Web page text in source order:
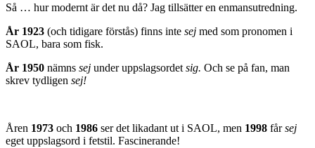
Så … hur modernt är det nu då? Jag tillsätter en enmansutredning.
År 1923 (och tidigare förstås) finns inte sej med som pronomen i
SAOL, bara som fisk.
År 1950 nämns sej under uppslagsordet sig. Och se på fan, man
skrev tydligen sej!
Åren 1973 och 1986 ser det likadant ut i SAOL, men 1998 fårsej
eget uppslagsord i fetstil. Fascinerande!